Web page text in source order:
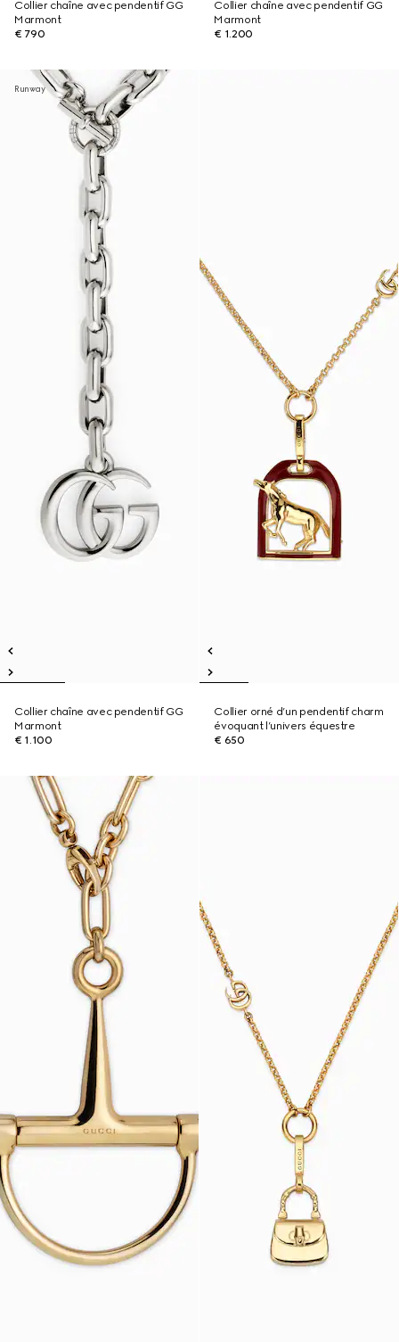
Collier chaîne avec pendentif GG
Marmont
€ 790
Collier chaîne avec pendentif GG
Marmont
€ 1.200
Runway
Collier chaîne avec pendentif GG
Marmont
€ 1.100
Collier orné d’un pendentif charm
évoquant l’univers équestre
€ 650